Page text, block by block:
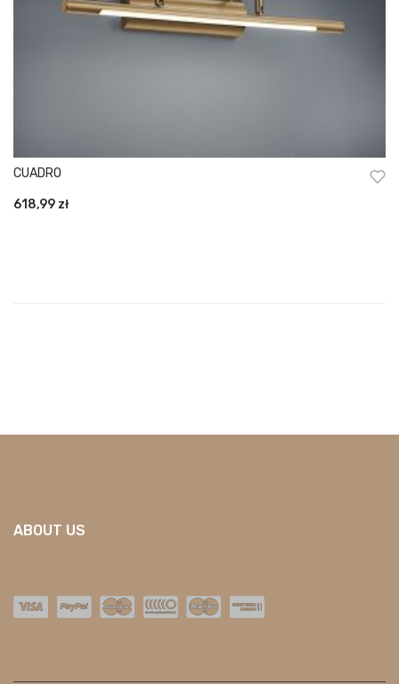
CUADRO
618,99 zł
ABOUT US